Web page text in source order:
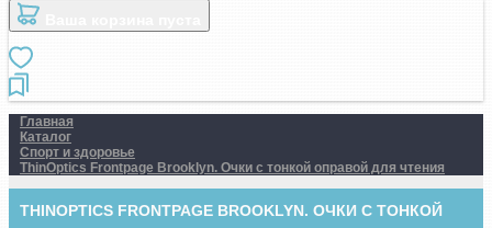
Главная
Каталог
Спорт и здоровье
ThinOptics Frontpage Brooklyn. Очки с тонкой оправой для чтения
THINOPTICS FRONTPAGE BROOKLYN. ОЧКИ С ТОНКОЙ